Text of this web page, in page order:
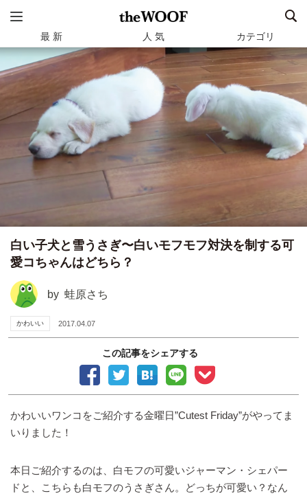
最 新 人 気 カテゴリ
白い子犬と雪うさぎ〜白いモフモフ対決を制する可
愛コちゃんはどちら？
by 蛙原さち
かわいい 2017.04.07
この記事をシェアする
かわいいワンコをご紹介する金曜日”Cutest Friday”がやってま
いりました！
本日ご紹介するのは、白モフの可愛いジャーマン・シェパー
ドと、こちらも白モフのうさぎさん。どっちが可愛い？なん